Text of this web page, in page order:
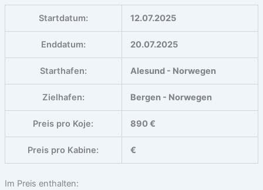
Startdatum: 12.07.2025
Enddatum: 20.07.2025
Starthafen: Alesund - Norwegen
Zielhafen: Bergen - Norwegen
Preis pro Koje: 890 €
Preis pro Kabine: €
Im Preis enthalten: